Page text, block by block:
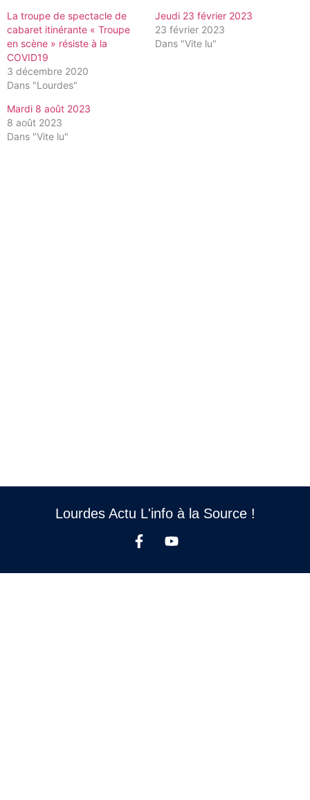
La troupe de spectacle de
cabaret itinérante « Troupe
en scène » résiste à la
COVID19
3 décembre 2020
Dans "Lourdes"
Jeudi 23 février 2023
23 février 2023
Dans "Vite lu"
Mardi 8 août 2023
8 août 2023
Dans "Vite lu"
Lourdes Actu L'info à la Source !